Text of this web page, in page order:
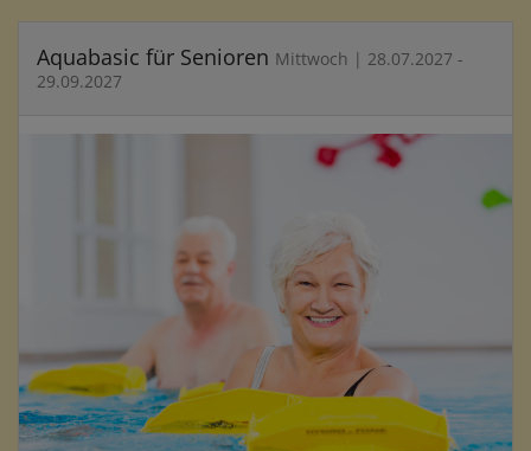
Aquabasic für Senioren Mittwoch | 28.07.2027 -
29.09.2027